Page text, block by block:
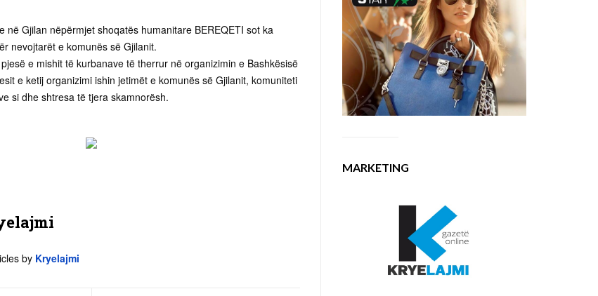
në Gjilan nëpërmjet shoqatës humanitare BEREQETI sot ka
nevojtarët e komunës së Gjilanit.
e mishit të kurbanave të therrur në organizimin e Bashkësisë
e ketij organizimi ishin jetimët e komunës së Gjilanit, komuniteti
si dhe shtresa të tjera skamnorësh.
by Kryelajmi
MARKETING